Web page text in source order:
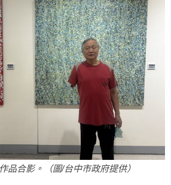
品合影。（圖/台中市政府提供）